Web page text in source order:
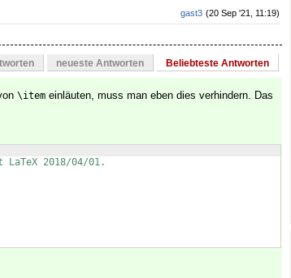
(20 Sep '21, 11:19)
gast3
neueste Antworten Beliebteste Antworten
\item einläuten, muss man eben dies verhindern. Das
2018/04/01.